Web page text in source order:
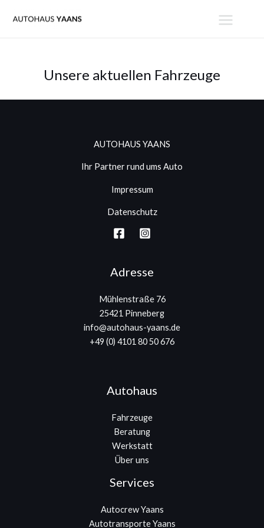
Inhalt
Unsere aktuellen Fahrzeuge
AUTOHAUS YAANS
Ihr Partner rund ums Auto
Impressum
Datenschutz
Adresse
Mühlenstraße 76
25421 Pinneberg
info@autohaus-yaans.de
+49 (0) 4101 80 50 676
Autohaus
Fahrzeuge
Beratung
Werkstatt
Über uns
Services
Autocrew Yaans
Autotransporte Yaans